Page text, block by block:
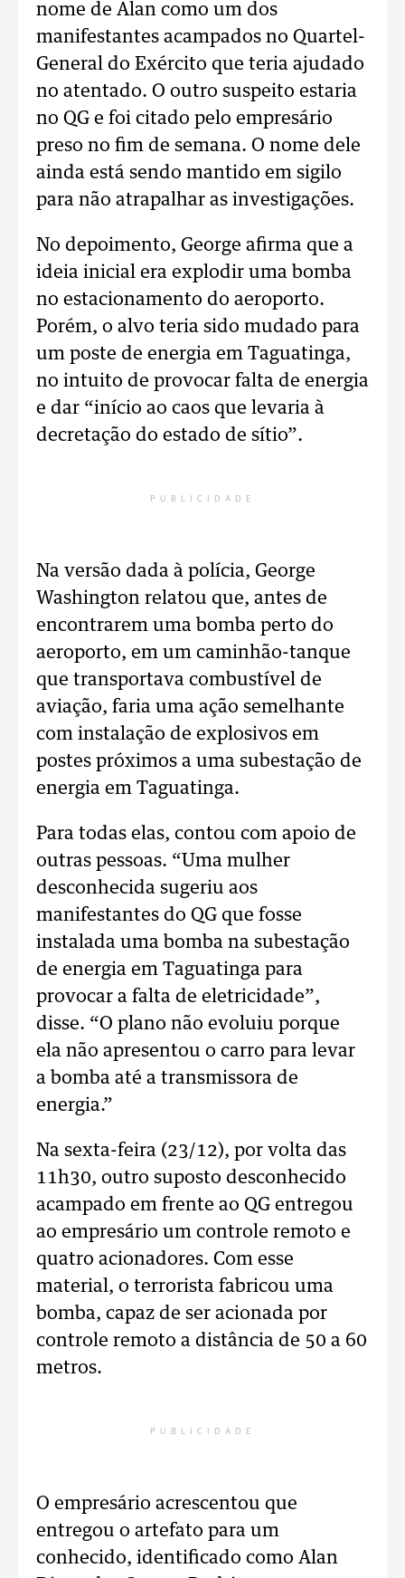
nome de Alan como um dos
manifestantes acampados no Quartel-
General do Exército que teria ajudado
no atentado. O outro suspeito estaria
no QG e foi citado pelo empresário
preso no fim de semana. O nome dele
ainda está sendo mantido em sigilo
para não atrapalhar as investigações.
No depoimento, George afirma que a
ideia inicial era explodir uma bomba
no estacionamento do aeroporto.
Porém, o alvo teria sido mudado para
um poste de energia em Taguatinga,
no intuito de provocar falta de energia
e dar “início ao caos que levaria à
decretação do estado de sítio”.
PUBLICIDADE
Na versão dada à polícia, George
Washington relatou que, antes de
encontrarem uma bomba perto do
aeroporto, em um caminhão-tanque
que transportava combustível de
aviação, faria uma ação semelhante
com instalação de explosivos em
postes próximos a uma subestação de
energia em Taguatinga.
Para todas elas, contou com apoio de
outras pessoas. “Uma mulher
desconhecida sugeriu aos
manifestantes do QG que fosse
instalada uma bomba na subestação
de energia em Taguatinga para
provocar a falta de eletricidade”,
disse. “O plano não evoluiu porque
ela não apresentou o carro para levar
a bomba até a transmissora de
energia.”
Na sexta-feira (23/12), por volta das
11h30, outro suposto desconhecido
acampado em frente ao QG entregou
ao empresário um controle remoto e
quatro acionadores. Com esse
material, o terrorista fabricou uma
bomba, capaz de ser acionada por
controle remoto a distância de 50 a 60
metros.
PUBLICIDADE
O empresário acrescentou que
entregou o artefato para um
conhecido, identificado como Alan